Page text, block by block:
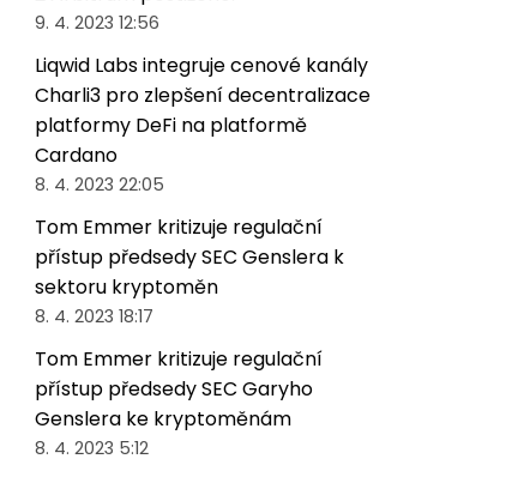
9. 4. 2023 12:56
Liqwid Labs integruje cenové kanály
Charli3 pro zlepšení decentralizace
platformy DeFi na platformě
Cardano
8. 4. 2023 22:05
Tom Emmer kritizuje regulační
přístup předsedy SEC Genslera k
sektoru kryptoměn
8. 4. 2023 18:17
Tom Emmer kritizuje regulační
přístup předsedy SEC Garyho
Genslera ke kryptoměnám
8. 4. 2023 5:12